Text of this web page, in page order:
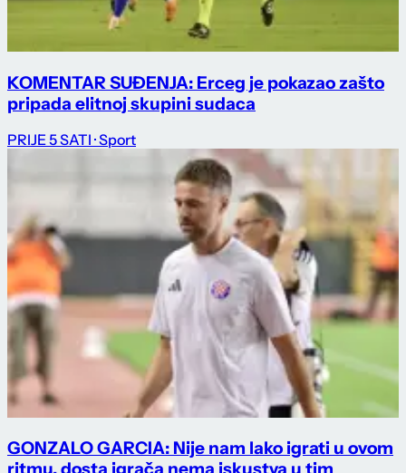
KOMENTAR SUĐENJA: Erceg je pokazao zašto
pripada elitnoj skupini sudaca
PRIJE 5 SATI · Sport
GONZALO GARCIA: Nije nam lako igrati u ovom